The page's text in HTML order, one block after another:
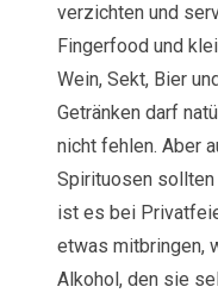
verzichten und
Fingerfood und
Wein, Sekt, Bier
Getränken darf
nicht fehlen. Aber
Spirituosen
ist es bei
etwas mitbringen,
Alkohol, den sie